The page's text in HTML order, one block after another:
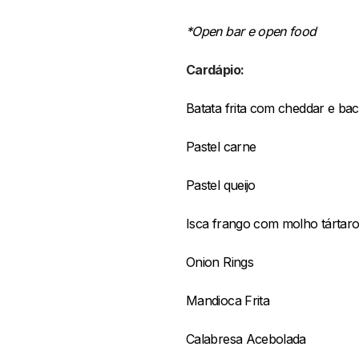
*Open bar e open food
Cardápio:
Batata frita com cheddar e
Pastel carne
Pastel queijo
Isca frango com molho tártaro
Onion Rings
Mandioca Frita
Calabresa Acebolada